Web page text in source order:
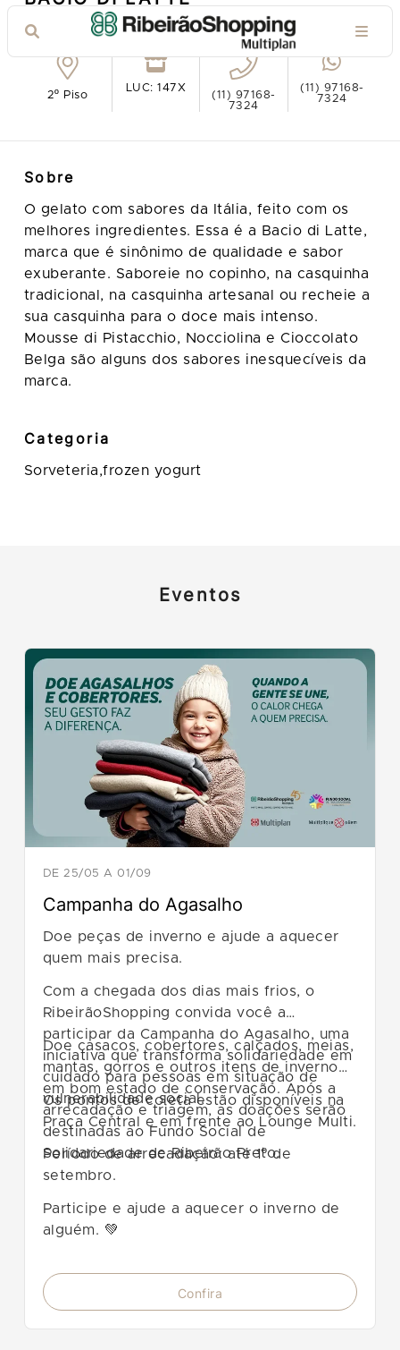
Ver no mapa
2º Piso
LUC: 147X
(11) 97168-
7324
(11) 97168-
7324
Sobre
O gelato com sabores da Itália, feito com os
melhores ingredientes. Essa é a Bacio di Latte,
marca que é sinônimo de qualidade e sabor
exuberante. Saboreie no copinho, na casquinha
tradicional, na casquinha artesanal ou recheie a
sua casquinha para o doce mais intenso.
Mousse di Pistacchio, Nocciolina e Cioccolato
Belga são alguns dos sabores inesquecíveis da
marca.
Categoria
Sorveteria,frozen yogurt
Eventos
DE 25/05 A 01/09
Campanha do Agasalho
Doe peças de inverno e ajude a aquecer
quem mais precisa.
Com a chegada dos dias mais frios, o
RibeirãoShopping convida você a
participar da Campanha do Agasalho, uma
iniciativa que transforma solidariedade em
cuidado para pessoas em situação de
vulnerabilidade social.
Doe casacos, cobertores, calçados, meias,
mantas, gorros e outros itens de inverno
em bom estado de conservação. Após a
arrecadação e triagem, as doações serão
destinadas ao Fundo Social de
Solidariedade de Ribeirão Preto.
Os pontos de coleta estão disponíveis na
Praça Central e em frente ao Lounge Multi.
Período de arrecadação: até 1º de
setembro.
Participe e ajude a aquecer o inverno de
alguém. 💚
Confira